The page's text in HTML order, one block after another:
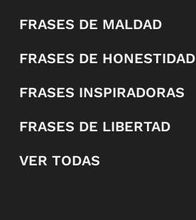
FRASES DE MALDAD
FRASES DE HONESTIDAD
FRASES INSPIRADORAS
FRASES DE LIBERTAD
VER TODAS